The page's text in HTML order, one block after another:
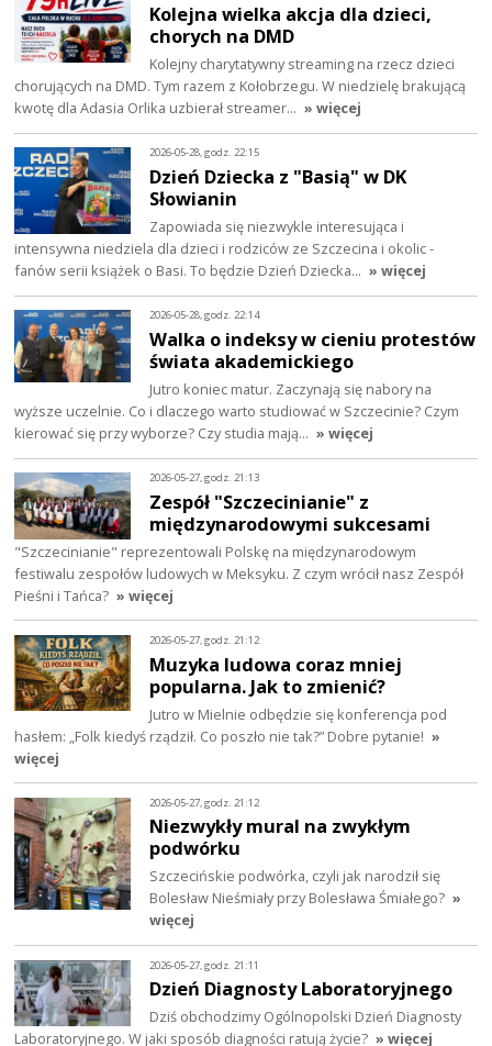
Kolejna wielka akcja dla dzieci,
chorych na DMD
Kolejny charytatywny streaming na rzecz dzieci
chorujących na DMD. Tym razem z Kołobrzegu. W niedzielę brakującą
kwotę dla Adasia Orlika uzbierał streamer… » więcej
2026-05-28, godz. 22:15
Dzień Dziecka z "Basią" w DK
Słowianin
Zapowiada się niezwykle interesująca i
intensywna niedziela dla dzieci i rodziców ze Szczecina i okolic -
fanów serii książek o Basi. To będzie Dzień Dziecka… » więcej
2026-05-28, godz. 22:14
Walka o indeksy w cieniu protestów
świata akademickiego
Jutro koniec matur. Zaczynają się nabory na
wyższe uczelnie. Co i dlaczego warto studiować w Szczecinie? Czym
kierować się przy wyborze? Czy studia mają… » więcej
2026-05-27, godz. 21:13
Zespół "Szczecinianie" z
międzynarodowymi sukcesami
"Szczecinianie" reprezentowali Polskę na międzynarodowym
festiwalu zespołów ludowych w Meksyku. Z czym wrócił nasz Zespół
Pieśni i Tańca? » więcej
2026-05-27, godz. 21:12
Muzyka ludowa coraz mniej
popularna. Jak to zmienić?
Jutro w Mielnie odbędzie się konferencja pod
hasłem: „Folk kiedyś rządził. Co poszło nie tak?” Dobre pytanie! »
więcej
2026-05-27, godz. 21:12
Niezwykły mural na zwykłym
podwórku
Szczecińskie podwórka, czyli jak narodził się
Bolesław Nieśmiały przy Bolesława Śmiałego? »
więcej
2026-05-27, godz. 21:11
Dzień Diagnosty Laboratoryjnego
Dziś obchodzimy Ogólnopolski Dzień Diagnosty
Laboratoryjnego. W jaki sposób diagności ratują życie? » więcej